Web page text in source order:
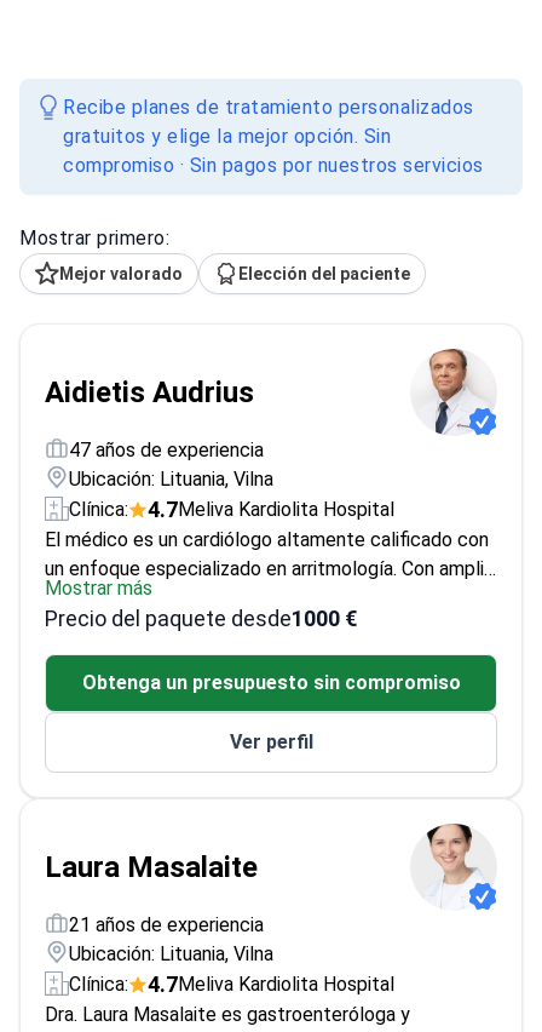
Recibe planes de tratamiento personalizados
gratuitos y elige la mejor opción. Sin
compromiso · Sin pagos por nuestros servicios
Mostrar primero:
Mejor valorado Elección del paciente
Aidietis Audrius
47 años de experiencia
Ubicación: Lituania, Vilna
Clínica:
4.7Meliva Kardiolita Hospital
El médico es un cardiólogo altamente calificado con
un enfoque especializado en arritmología. Con amplia
experiencia en el diagnóstico y tratamiento de
arritmias cardíacas complejas, el médico emplea las
técnicas y tecnologías más recientes para brindar
una atención excepcional a los pacientes. Acreditado
por las principales juntas médicas, el médico ha
contribuido significativamente a los avances en la
salud cardíaca, participando en numerosos ensayos
clínicos y publicando investigaciones en revistas
médicas de primer nivel. El compromiso del médico
con la excelencia se refleja en un sólido historial de
reconocimiento de sus pares en el campo de la
cardiología.<\/p>
Mostrar más
Precio del paquete desde1000 €
Obtenga un presupuesto sin compromiso
Ver perfil
Laura Masalaite
21 años de experiencia
Ubicación: Lituania, Vilna
Clínica:
4.7Meliva Kardiolita Hospital
Dra. Laura Masalaite es gastroenteróloga y